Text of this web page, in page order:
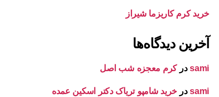
خرید کرم کاریزما شیراز
آخرین دیدگاه‌ها
samiدرکرم معجزه شب اصل
samiدر خرید شامپو تریاک دکتر اسکین عمده